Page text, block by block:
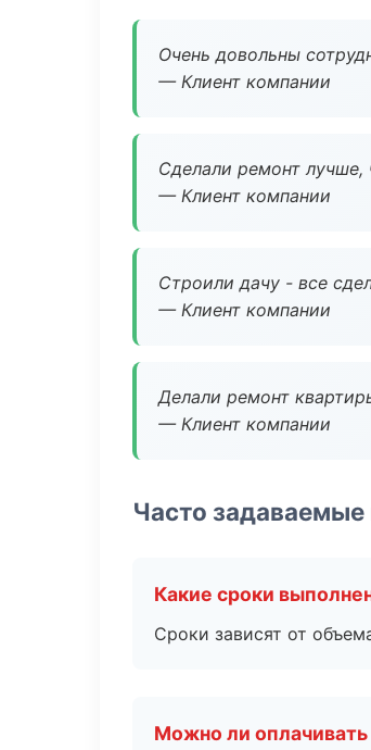
Очень довольны
— Клиент компании
Сделали ремонт
— Клиент компании
Строили дачу - все
— Клиент компании
Делали ремонт
— Клиент компании
Часто
Какие сроки
Сроки зависят от
Можно ли оплачивать